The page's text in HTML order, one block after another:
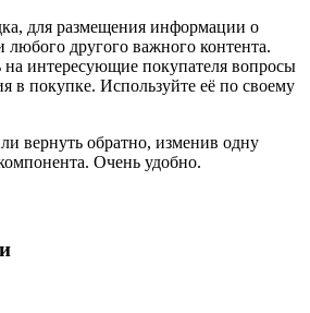
для размещения информации о
любого другого важного контента.
интересующие покупателя вопросы
в покупке. Используйте её по своему
вернуть обратно, изменив одну
Очень удобно.